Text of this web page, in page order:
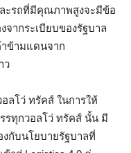
ะรถที่มีคุณภาพสูงจะมีข้อ
ากระเบียบของรัฐบาล
ข้ามแดนจาก
ว
ลโว่ ทรัคส์ ในการให้
ทุกวอลโว่ ทรัคส์ นั้น มี
กับนโยบายรัฐบาลที่